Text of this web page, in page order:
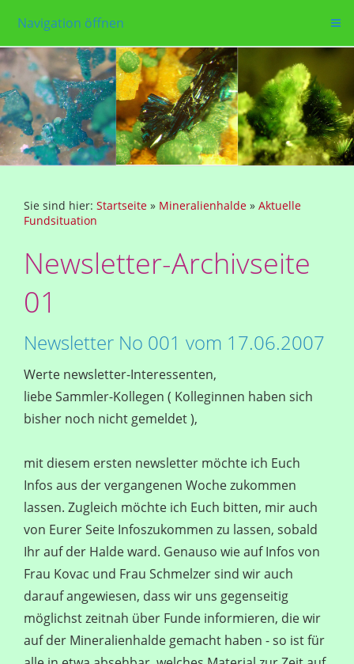
Navigation öffnen
Sie sind hier: Startseite » Mineralienhalde » Aktuelle
Fundsituation
Newsletter-Archivseite
01
Newsletter No 001 vom 17.06.2007
Werte newsletter-Interessenten,
liebe Sammler-Kollegen ( Kolleginnen haben sich
bisher noch nicht gemeldet ),
mit diesem ersten newsletter möchte ich Euch
Infos aus der vergangenen Woche zukommen
lassen. Zugleich möchte ich Euch bitten, mir auch
von Eurer Seite Infoszukommen zu lassen, sobald
Ihr auf der Halde ward. Genauso wie auf Infos von
Frau Kovac und Frau Schmelzer sind wir auch
darauf angewiesen, dass wir uns gegenseitig
möglichst zeitnah über Funde informieren, die wir
auf der Mineralienhalde gemacht haben - so ist für